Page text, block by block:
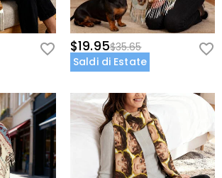
$19.95$35.65
Saldi di Estate